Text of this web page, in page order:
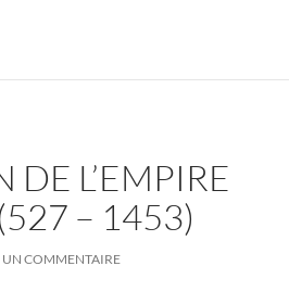
DE L’EMPIRE
– 1453)
UN COMMENTAIRE